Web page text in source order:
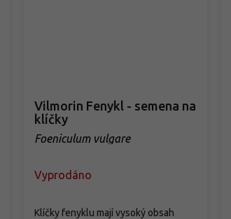
Vilmorin Fenykl - semena na
klíčky
Foeniculum vulgare
Vyprodáno
Klíčky fenyklu mají vysoký obsah